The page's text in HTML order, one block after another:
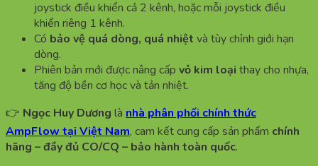
joystick điều khiển cả 2 kênh, hoặc mỗi joystick điều
khiển riêng 1 kênh.
Có bảo vệ quá dòng, quá nhiệt và tùy chỉnh giới hạn
dòng.
Phiên bản mới được nâng cấp vỏ kim loại thay cho nhựa,
tăng độ bền cơ học và tản nhiệt.
👉 Ngọc Huy Dương là nhà phân phối chính thức
AmpFlow tại Việt Nam, cam kết cung cấp sản phẩm chính
hãng – đầy đủ CO/CQ – bảo hành toàn quốc.